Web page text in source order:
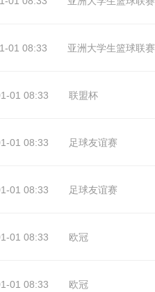
01 08:33 亚洲大学生篮球联赛
01 08:33 联盟杯
01 08:33 足球友谊赛
01 08:33 足球友谊赛
01 08:33 欧冠
01 08:33 欧冠